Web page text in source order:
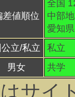
差値順位
全国
中部
愛知
公立/私立
私立
男女
共学
サイ